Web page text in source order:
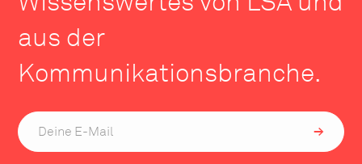
aus der
Kommunikationsbranche.